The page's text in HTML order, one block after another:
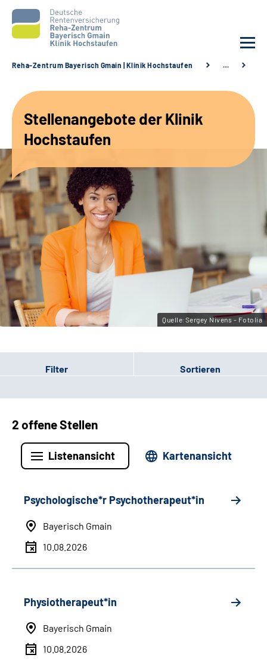
Unsere Angebote
Karriere
Sozialdienste & Zuweisende
Suche
Leichte Sprache
Gebärdensprache
Reha-Zentrum Bayerisch Gmain | Klinik Hochstaufen …
Stellenangebote der Klinik
Hochstaufen
Quelle:Sergey Nivens - Fotolia
Filter Sortieren
2 offene Stellen
Listenansicht Kartenansicht
Psychologische*r Psychotherapeut*in
Bayerisch Gmain
10.08.2026
Physiotherapeut*in
Bayerisch Gmain
10.08.2026